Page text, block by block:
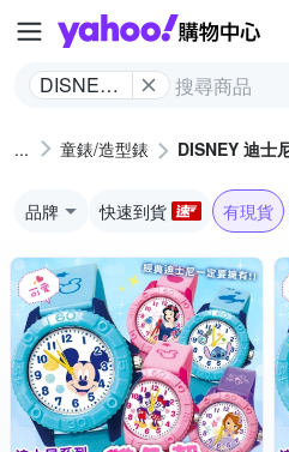
DISNEY
童錶/造型錶 DISNEY 迪士
品牌 快速到貨 有現貨